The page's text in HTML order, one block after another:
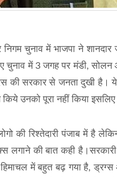
चुनाव में भाजपा ने शानदार
में 3 जगह पर मंडी, सोलन
की सरकार से जनता दुखी है।
उनको पूरा नहीं किया
की रिश्तेदारी पंजाब में है
लगाने की बात कही
में बहुत बढ़ गया है, ड्रग्स